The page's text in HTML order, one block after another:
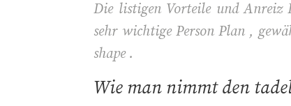
Die listigen Vorteile und Anreiz
sehr wichtige Person Plan ,
shape .
Wie man nimmt den